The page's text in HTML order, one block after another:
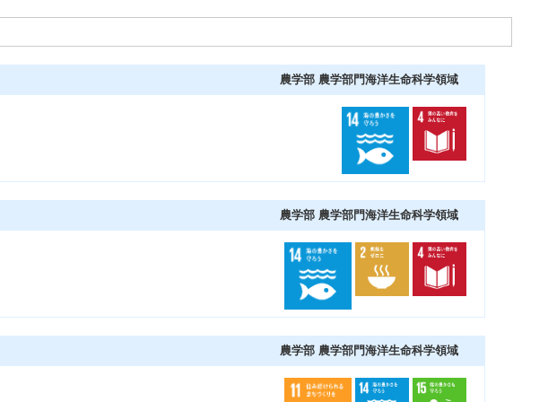
農学部 農学部門海洋生命科学領域
農学部 農学部門海洋生命科学領域
農学部 農学部門海洋生命科学領域